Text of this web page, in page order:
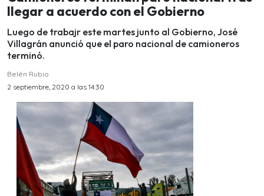
llegar a acuerdo con el Gobierno
Luego de trabajr este martes junto al Gobierno, José
Villagrán anunció que el paro nacional de camioneros
terminó.
Belén Rubio
2 septiembre, 2020 a las 14:30